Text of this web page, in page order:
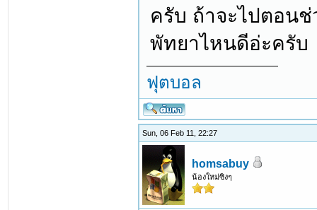
ครับ ถ้าจะไปตอนช่
พัทยาไหนดีอ่ะครับ
ฟุตบอล
Sun, 06 Feb 11, 22:27
homsabuy
น้องใหม่ซิงๆ